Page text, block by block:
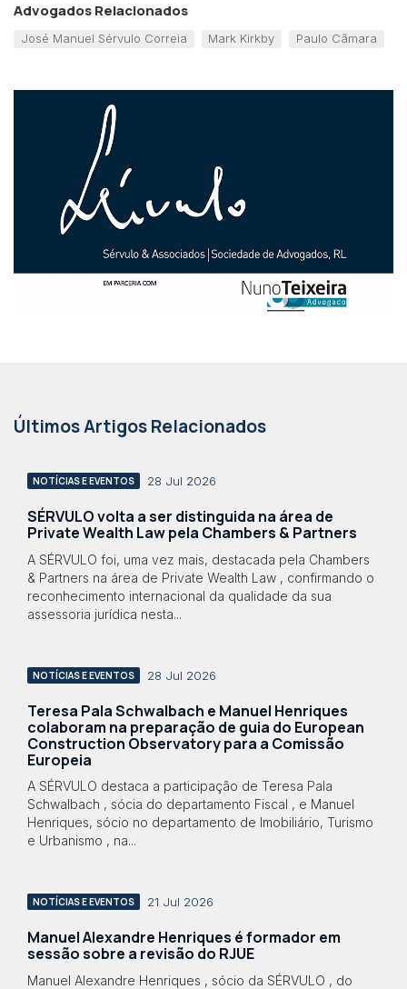
Advogados Relacionados
José Manuel Sérvulo Correia Mark Kirkby Paulo Câmara
Últimos Artigos Relacionados
NOTÍCIAS E EVENTOS 28 Jul 2026
SÉRVULO volta a ser distinguida na área de
Private Wealth Law pela Chambers & Partners
A SÉRVULO foi, uma vez mais, destacada pela Chambers
& Partners na área de Private Wealth Law , confirmando o
reconhecimento internacional da qualidade da sua
assessoria jurídica nesta...
NOTÍCIAS E EVENTOS 28 Jul 2026
Teresa Pala Schwalbach e Manuel Henriques
colaboram na preparação de guia do European
Construction Observatory para a Comissão
Europeia
A SÉRVULO destaca a participação de Teresa Pala
Schwalbach , sócia do departamento Fiscal , e Manuel
Henriques, sócio no departamento de Imobiliário, Turismo
e Urbanismo , na...
NOTÍCIAS E EVENTOS 21 Jul 2026
Manuel Alexandre Henriques é formador em
sessão sobre a revisão do RJUE
Manuel Alexandre Henriques , sócio da SÉRVULO , do